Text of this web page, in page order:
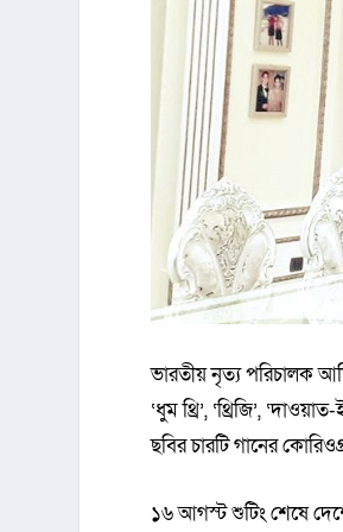
ভারতীয় নৃত্য পরিচালক
‘ধুম থ্রি’, ‘থ্রিজি’,
ছবির চারটি গানের
১৬ আগস্ট শুটিং শেষে